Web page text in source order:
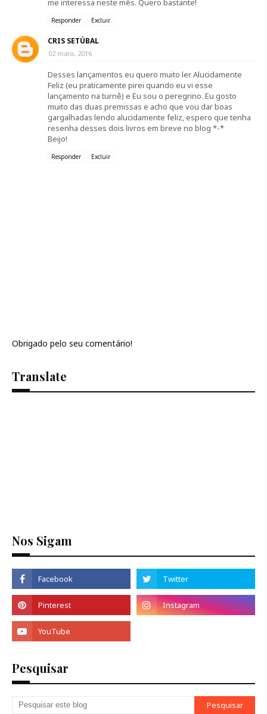
me interessa neste mês. Quero bastante!
Responder Excluir
CRIS SETÚBAL
02 maio, 2016
Desses lançamentos eu quero muito ler Alucidamente
Feliz (eu praticamente pirei quando eu vi esse
lançamento na turnê) e Eu sou o peregrino. Eu gosto
muito das duas premissas e acho que vou dar boas
gargalhadas lendo alucidamente feliz, espero que tenha
resenha desses dois livros em breve no blog *-*
Beijo!
Responder Excluir
Obrigado pelo seu comentário!
Translate
Nos Sigam
Pesquisar